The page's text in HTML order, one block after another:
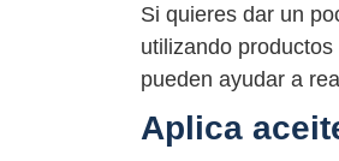
Si quieres dar un
utilizando
pueden ayudar a
Aplica